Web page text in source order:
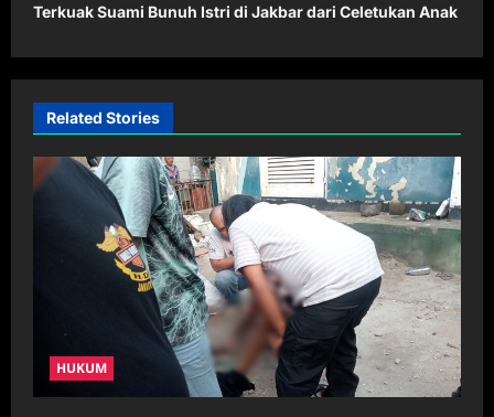
n
a
v
g
a
Terkuak Suami Bunuh Istri di Jakbar dari Celetukan Anak
Related Stories
HUKUM